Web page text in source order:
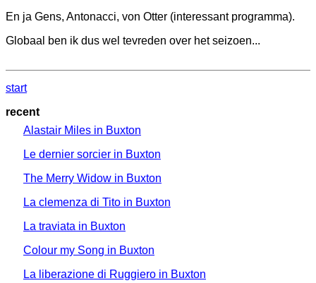
En ja Gens, Antonacci, von Otter (interessant programma).
Globaal ben ik dus wel tevreden over het seizoen...
start
recent
Alastair Miles in Buxton
Le dernier sorcier in Buxton
The Merry Widow in Buxton
La clemenza di Tito in Buxton
La traviata in Buxton
Colour my Song in Buxton
La liberazione di Ruggiero in Buxton